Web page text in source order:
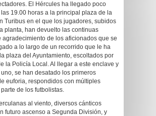
El Hércules ha llegado poco
19.00 horas a la principal plaza de la
Turibus en el que los jugadores, subidos
planta, han devuelto las continuas
agradecimiento de los aficionados que se
a lo largo de un recorrido que le ha
plaza del Ayuntamiento, escoltados por
la Policía Local. Al llegar a este enclave y
uno, se han desatado los primeros
euforia, respondidos con múltiples
de los futbolistas.
al viento, diversos cánticos
futuro ascenso a Segunda División, y